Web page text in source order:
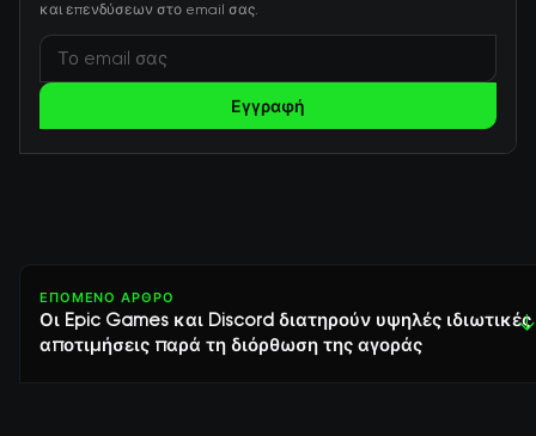
και επενδύσεων στο email σας.
Εγγραφή
ΕΠΌΜΕΝΟ ΆΡΘΡΟ
Οι Epic Games και Discord διατηρούν υψηλές ιδιωτικές
αποτιμήσεις παρά τη διόρθωση της αγοράς
↓